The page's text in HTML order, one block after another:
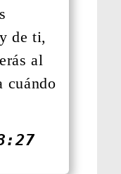
de ti,
al
cuándo